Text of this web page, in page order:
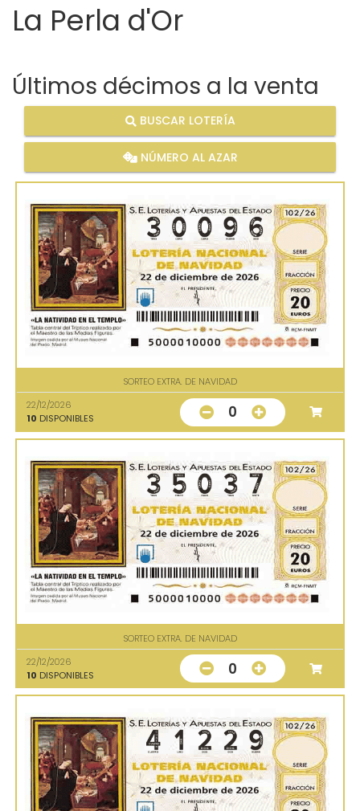
La Perla d'Or
Últimos décimos a la venta
BUSCAR LOTERÍA
NÚMERO AL AZAR
SORTEO EXTRA. DE NAVIDAD
22/12/2026
10 DISPONIBLES 0
SORTEO EXTRA. DE NAVIDAD
22/12/2026
10 DISPONIBLES 0